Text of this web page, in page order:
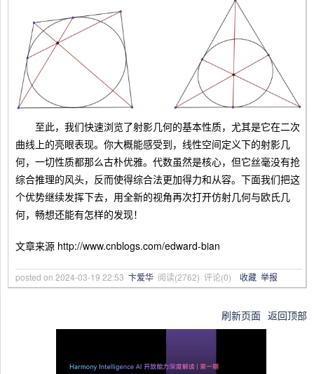
至此，我们快速浏览了射影几何的基本性质，尤其是它在二次
曲线上的亮眼表现。你大概能感受到，线性空间定义下的射影几
何，一切性质都那么古朴优雅。代数虽然是核心，但它丝毫没有抢
综合推理的风头，反而使得综合法更加得力和从容。下面我们把这
个优势继续发挥下去，用全新的视角再次打开仿射几何与欧氏几
何，畅想还能有怎样的发现！
文章来源 http://www.cnblogs.com/edward-bian
posted on 2024-03-19 22:53 卞爱华 阅读(2762) 评论(0) 收藏 举报
刷新页面 返回顶部